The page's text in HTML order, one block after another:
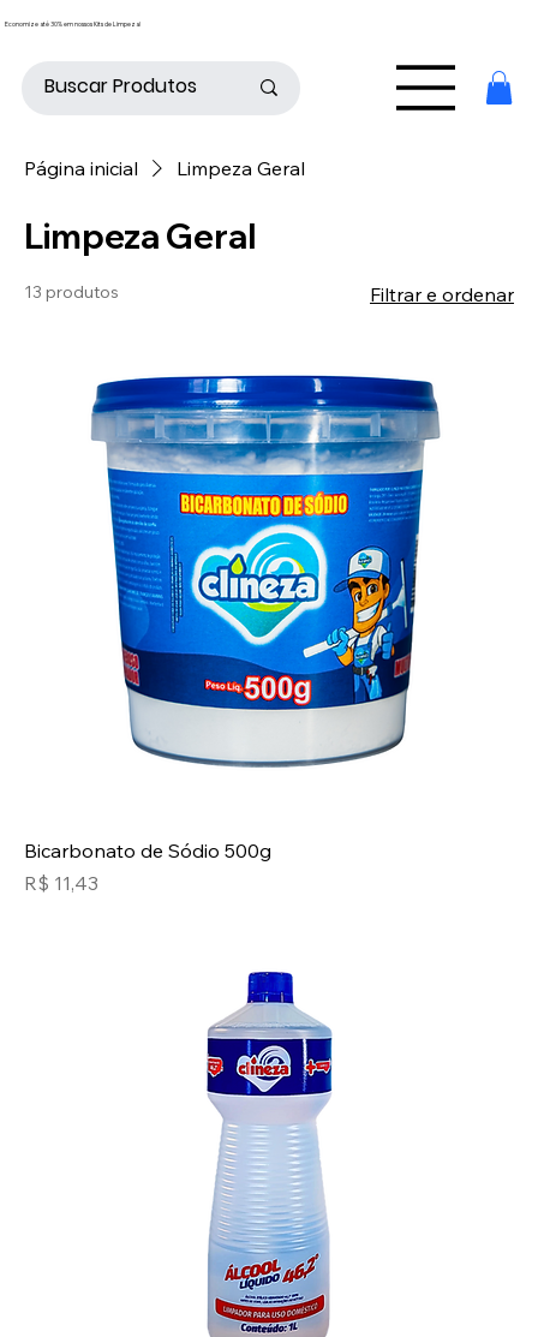
Economize até 30% em nossos Kits de Limpeza!
Página inicial Limpeza Geral
Limpeza Geral
13 produtos Filtrar e ordenar
Bicarbonato de Sódio 500g
Preço
R$ 11,43